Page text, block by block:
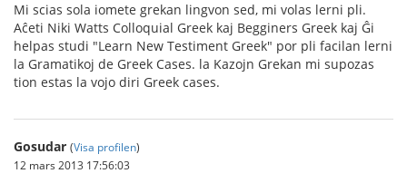
Mi scias sola iomete grekan lingvon sed, mi volas lerni pli.
Aĉeti Niki Watts Colloquial Greek kaj Begginers Greek kaj Ĝi
helpas studi "Learn New Testiment Greek" por pli facilan lerni
la Gramatikoj de Greek Cases. la Kazojn Grekan mi supozas
tion estas la vojo diri Greek cases.
Gosudar (Visa profilen)
12 mars 2013 17:56:03